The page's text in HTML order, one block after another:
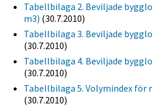
Tabellbilaga 2. Beviljade
m3) (30.7.2010)
Tabellbilaga 3. Beviljade
(30.7.2010)
Tabellbilaga 4. Beviljade
(30.7.2010)
Tabellbilaga 5. Volymindex för
(30.7.2010)